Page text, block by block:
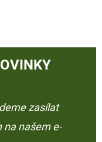
zasílat
na našem e-